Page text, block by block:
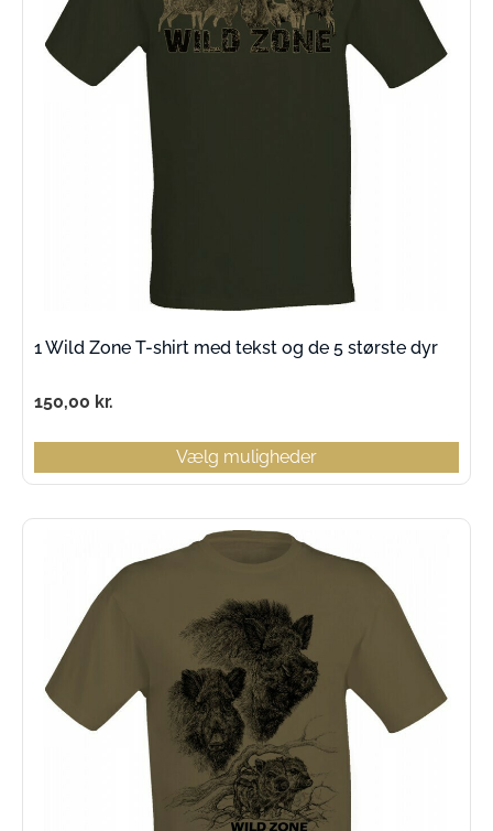
1 Wild Zone T-shirt med tekst og de 5 største dyr
150,00 kr.
Vælg muligheder